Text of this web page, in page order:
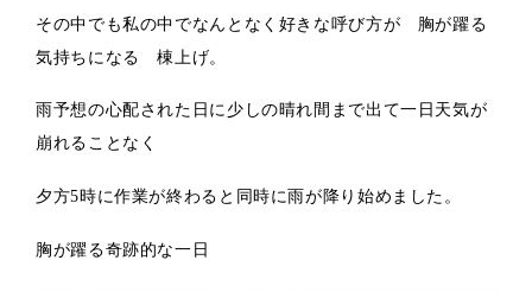
その中でも私の中でなんとなく好きな呼び方が 胸が躍る
気持ちになる 棟上げ。
雨予想の心配された日に少しの晴れ間まで出て一日天気が
崩れることなく
夕方5時に作業が終わると同時に雨が降り始めました。
胸が躍る奇跡的な一日